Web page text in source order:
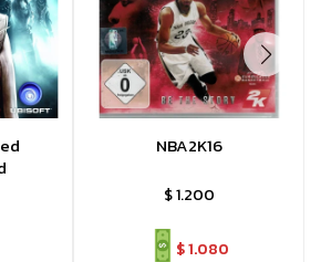
NBA2K16
$1.200
$1.080